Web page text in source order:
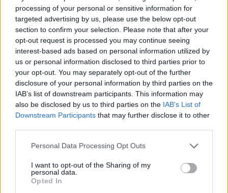
processing of your personal or sensitive information for
targeted advertising by us, please use the below opt-out
section to confirm your selection. Please note that after your
opt-out request is processed you may continue seeing
interest-based ads based on personal information utilized by
us or personal information disclosed to third parties prior to
your opt-out. You may separately opt-out of the further
disclosure of your personal information by third parties on the
IAB’s list of downstream participants. This information may
also be disclosed by us to third parties on the IAB’s List of
Downstream Participants that may further disclose it to other
Personal Data Processing Opt Outs
I want to opt-out of the Sharing of my
personal data.
Opted In
Da «Skyfall» ai «Sixties»: il
prossimo romanzo di James
Bond, che porterà la firma dello
scrittore britannico William
Boyd, sarà ambientato nel
magico anno 1969.
30/12/2012
di Massimiliano Lenzi Romanzo
Nazionale: tre italiani su
quattro, il 74,56% di share,
hanno seguito domenica sera la
partita degli azzurri all'Europeo